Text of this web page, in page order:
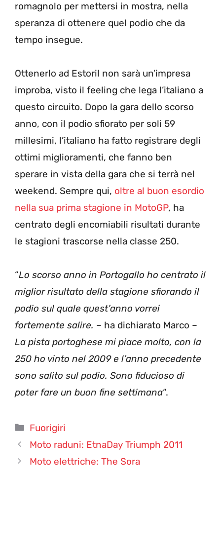
romagnolo per mettersi in mostra, nella
speranza di ottenere quel podio che da
tempo insegue.
Ottenerlo ad Estoril non sarà un’impresa
improba, visto il feeling che lega l’italiano a
questo circuito. Dopo la gara dello scorso
anno, con il podio sfiorato per soli 59
millesimi, l’italiano ha fatto registrare degli
ottimi miglioramenti, che fanno ben
sperare in vista della gara che si terrà nel
weekend. Sempre qui, oltre al buon esordio
nella sua prima stagione in MotoGP, ha
centrato degli encomiabili risultati durante
le stagioni trascorse nella classe 250.
“Lo scorso anno in Portogallo ho centrato il
miglior risultato della stagione sfiorando il
podio sul quale quest’anno vorrei
fortemente salire. – ha dichiarato Marco –
La pista portoghese mi piace molto, con la
250 ho vinto nel 2009 e l’anno precedente
sono salito sul podio. Sono fiducioso di
poter fare un buon fine settimana“.
Categorie
Fuorigiri
Moto raduni: EtnaDay Triumph 2011
Moto elettriche: The Sora